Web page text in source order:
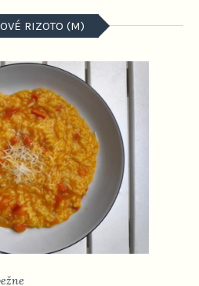
RIZOTO (M)